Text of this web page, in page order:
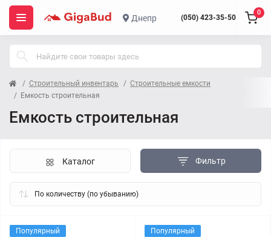
Днепр (050) 423-35-50
0
Строительный инвентарь
Строительные емкости
Емкость строительная
Емкость строительная
Фильтр
Каталог
Популярный Популярный